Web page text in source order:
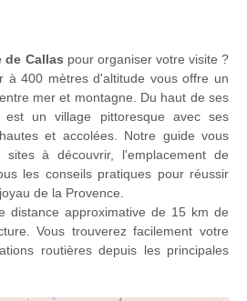
de Callas pour organiser votre visite ?
à 400 mètres d'altitude vous offre un
mer et montagne. Du haut de ses
est un village pittoresque avec ses
et accolées. Notre guide vous
sites à découvrir, l'emplacement de
les conseils pratiques pour réussir
de la Provence.
distance approximative de 15 km de
Vous trouverez facilement votre
routières depuis les principales